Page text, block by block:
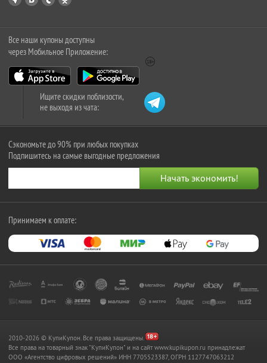
Все наши купоны доступны
через Мобильное Приложение:
Ищите скидки поблизости,
не выходя из чата:
Сэкономьте до 90% при любых покупках
Подпишитесь на самые выгодные предложения
Принимаем к оплате:
2010-2026 © КупиКупон. Все права защищены.
Все права на товарный знак "КупиКупон" и на сайт www.kupikupon.ru принадлежат
OOO «Агентство цифровых решений» ИНН 7705523387, ОГРН 1127747063212